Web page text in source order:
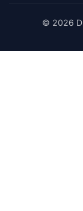
© 2026